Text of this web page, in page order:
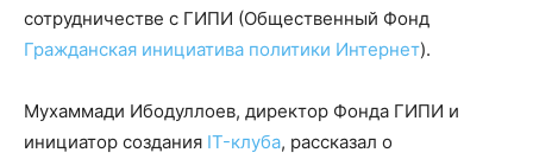
сотрудничестве с ГИПИ (Общественный Фонд
Гражданская инициатива политики Интернет).
Мухаммади Ибодуллоев, директор Фонда ГИПИ и
инициатор создания IT-клуба, рассказал о